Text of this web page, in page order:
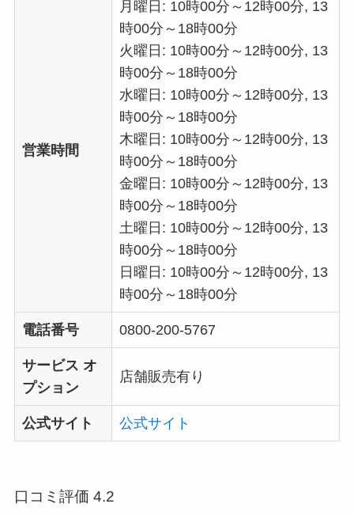
営業時間
月曜日: 10時00分～12時00分, 13
時00分～18時00分
火曜日: 10時00分～12時00分, 13
時00分～18時00分
水曜日: 10時00分～12時00分, 13
時00分～18時00分
木曜日: 10時00分～12時00分, 13
時00分～18時00分
金曜日: 10時00分～12時00分, 13
時00分～18時00分
土曜日: 10時00分～12時00分, 13
時00分～18時00分
日曜日: 10時00分～12時00分, 13
時00分～18時00分
電話番号 0800-200-5767
サービス オ
プション
店舗販売有り
公式サイト 公式サイト
口コミ評価 4.2